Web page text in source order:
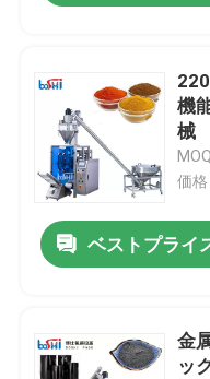
機
械
価
ベストプライ
金
ッ